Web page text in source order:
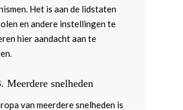
Het is aan de lidstaten
en andere instellingen te
hier aandacht aan te
Meerdere snelheden
van meerdere snelheden is